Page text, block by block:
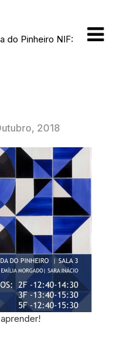
do Pinheiro NIF:
2018